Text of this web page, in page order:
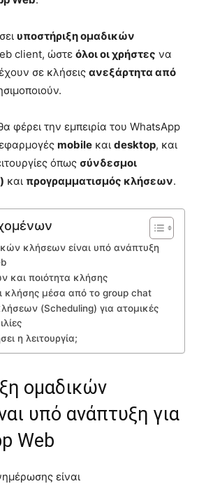
υποστήριξη ομαδικών
client, ώστε όλοι οι χρήστες να
σε κλήσεις ανεξάρτητα από
φέρει την εμπειρία του WhatsApp
mobile και desktop, και
όπως σύνδεσμοι
και προγραμματισμός κλήσεων.
κλήσεων είναι υπό ανάπτυξη
και ποιότητα κλήσης
κλήσης μέσα από το group chat
(Scheduling) για ατομικές
η λειτουργία;
ομαδικών
υπό ανάπτυξη για
Web
είναι